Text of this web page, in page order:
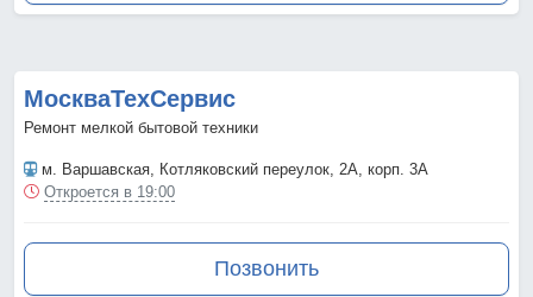
МоскваТехСервис
Ремонт мелкой бытовой техники
м. Варшавская , Котляковский переулок, 2А, корп. 3А
Откроется в 19:00
Позвонить